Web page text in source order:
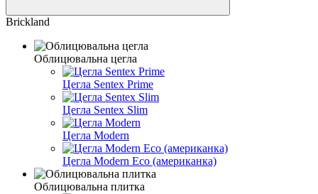
Brickland
Облицювальна цегла
Цегла Sentex Prime
Цегла Sentex Slim
Цегла Modern
Цегла Modern Eco (американка)
Облицювальна плитка